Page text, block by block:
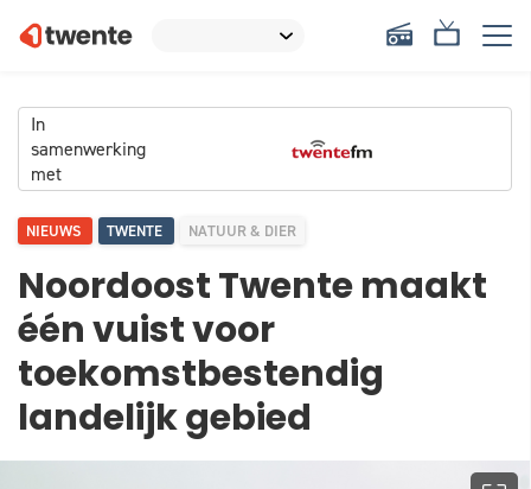
In
samenwerking
met
NIEUWS TWENTE NATUUR & DIER
Noordoost Twente maakt
één vuist voor
toekomstbestendig
landelijk gebied